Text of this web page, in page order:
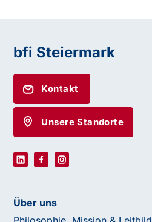
bfi Steiermark
Kontakt
Unsere Standorte
Über uns